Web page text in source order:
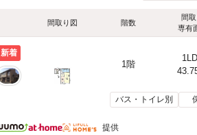
間取り図 階数
間取
専有
新着
1階
バス・トイレ別
提供